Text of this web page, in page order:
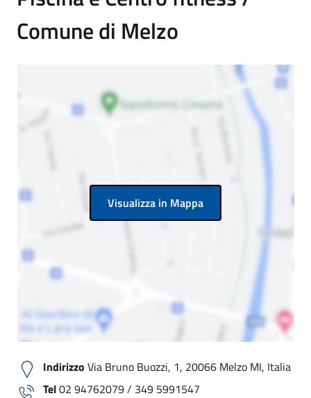
Comune di Melzo
Visualizza in Mappa
Indirizzo Via Bruno Buozzi, 1, 20066 Melzo MI, Italia
Tel02 94762079 / 349 5991547